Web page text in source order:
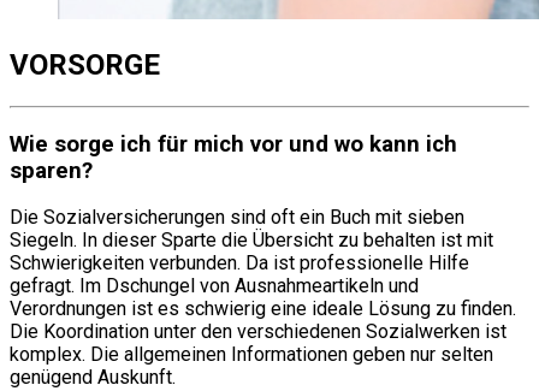
VORSORGE
Wie sorge ich für mich vor und wo kann ich
sparen?
Die Sozialversicherungen sind oft ein Buch mit sieben
Siegeln. In dieser Sparte die Übersicht zu behalten ist mit
Schwierigkeiten verbunden. Da ist professionelle Hilfe
gefragt. Im Dschungel von Ausnahmeartikeln und
Verordnungen ist es schwierig eine ideale Lösung zu finden.
Die Koordination unter den verschiedenen Sozialwerken ist
komplex. Die allgemeinen Informationen geben nur selten
genügend Auskunft.